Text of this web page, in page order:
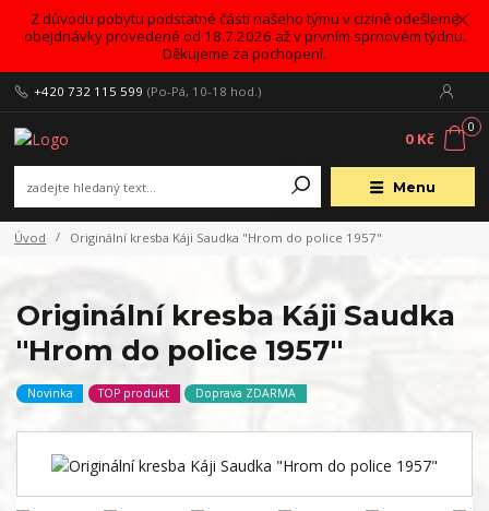
Z důvodu pobytu podstatné části našeho týmu v cizině odešleme
obejdnávky provedené od 18.7.2026 až v prvním sprnovém týdnu.
Děkujeme za pochopení.
Menu
+420 732 115 599 (Po-Pá, 10-18 hod.)
0
0 Kč
Úvod Originální kresba Káji Saudka "Hrom do police 1957"
Originální kresba Káji Saudka
"Hrom do police 1957"
Novinka TOP produkt Doprava ZDARMA